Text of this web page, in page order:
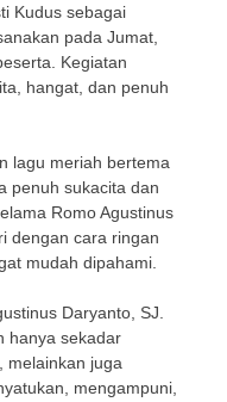
Kudus sebagai
pada Jumat,
Kegiatan
hangat, dan penuh
lagu meriah bertema
penuh sukacita dan
Romo Agustinus
dengan cara ringan
mudah dipahami.
Daryanto, SJ.
hanya sekadar
melainkan juga
mengampuni,